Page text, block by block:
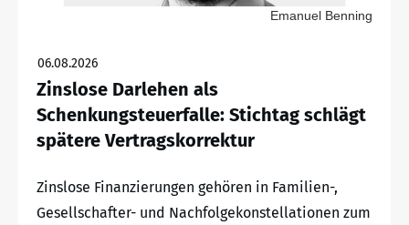
Emanuel Benning
06.08.2026
Zinslose Darlehen als
Schenkungsteuerfalle: Stichtag schlägt
spätere Vertragskorrektur
Zinslose Finanzierungen gehören in Familien-,
Gesellschafter- und Nachfolgekonstellationen zum